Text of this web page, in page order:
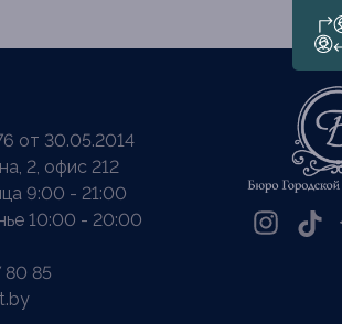
от 30.05.2014
2, офис 212
9:00 - 21:00
10:00 - 20:00
80 85